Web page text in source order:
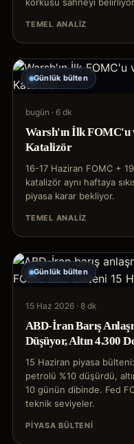
korkusu sahneyi
TEMEL ANALIZ
Günlük bülten
bugün · 6 dk
Warsh'ın İlk FOMC'u
Katalizör
16-17 Haziran FOMC +
katalizör aynı haftaya
piyasa karar bekliyor.
TEMEL ANALIZ
Günlük bülten
15 Haz 2026 · 8 dk
ABD-İran Barış
Düşüyor, Altın 4.300
15 Haziran piyasa
petrolü %10 düşürdü,
10 günün dibinde. Fed
teknik seviyeler.
PIYASA BÜLTENI